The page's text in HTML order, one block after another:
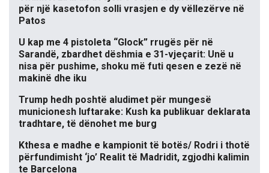
për një kasetofon solli vrasjen e dy vëllezërve në
Patos
U kap me 4 pistoleta “Glock” rrugës për në
Sarandë, zbardhet dëshmia e 31-vjeçarit: Unë u
nisa për pushime, shoku më futi qesen e zezë në
makinë dhe iku
Trump hedh poshtë aludimet për mungesë
municionesh luftarake: Kush ka publikuar deklarata
tradhtare, të dënohet me burg
Kthesa e madhe e kampionit të botës/ Rodri i thotë
përfundimisht ‘jo’ Realit të Madridit, zgjodhi kalimin
te Barcelona